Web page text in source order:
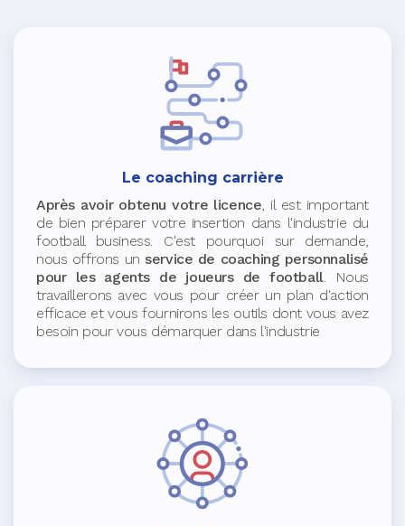
Le coaching carrière
Après avoir obtenu votre licence, il est important
de bien préparer votre insertion dans l'industrie du
football business. C'est pourquoi sur demande,
nous offrons unservice de coaching personnalisé
pour les agents de joueurs de football. Nous
travaillerons avec vous pour créer un plan d'action
efficace et vous fournirons les outils dont vous avez
besoin pour vous démarquer dans l'industrie